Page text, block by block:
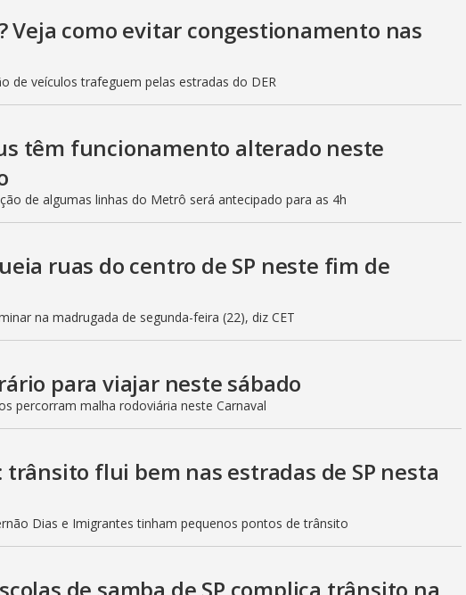
Veja como evitar congestionamento nas
de veículos trafeguem pelas estradas do DER
têm funcionamento alterado neste
de algumas linhas do Metrô será antecipado para as 4h
ruas do centro de SP neste fim de
na madrugada de segunda-feira (22), diz CET
para viajar neste sábado
percorram malha rodoviária neste Carnaval
flui bem nas estradas de SP nesta
Dias e Imigrantes tinham pequenos pontos de trânsito